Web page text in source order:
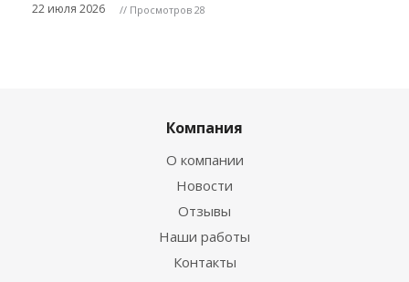
22 июля 2026 // Просмотров 28
Компания
О компании
Новости
Отзывы
Наши работы
Контакты